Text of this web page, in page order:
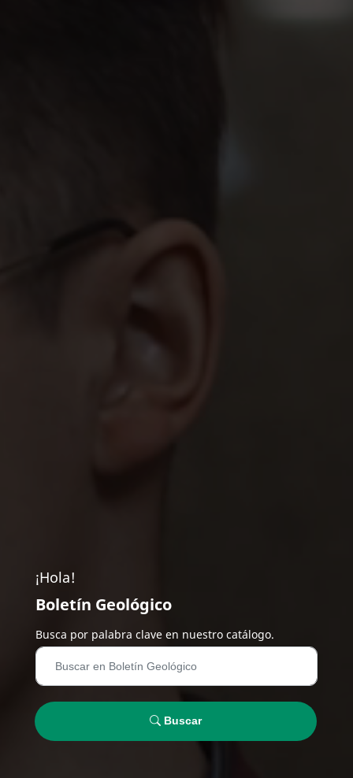
¡Hola!
Boletín Geológico
Busca por palabra clave en nuestro catálogo.
Buscar